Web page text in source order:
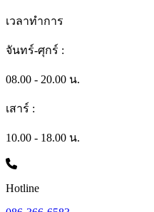
เวลาทำการ
จันทร์-ศุกร์ :
08.00 - 20.00 น.
เสาร์ :
10.00 - 18.00 น.
Hotline